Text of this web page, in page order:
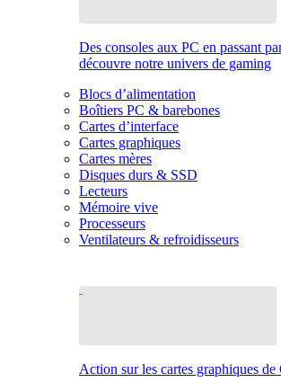
Des consoles aux PC en passant
découvre notre univers de gaming
Blocs d’alimentation
Boîtiers PC & barebones
Cartes d’interface
Cartes graphiques
Cartes mères
Disques durs & SSD
Lecteurs
Mémoire vive
Processeurs
Ventilateurs & refroidisseurs
Action sur les cartes graphiques de